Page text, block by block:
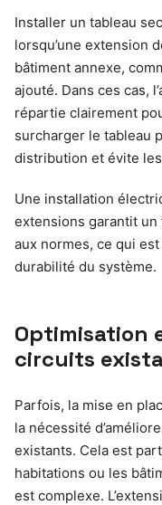
Installer un tableau
lorsqu’une extension
bâtiment annexe,
ajouté. Dans ces cas,
répartie clairement
surcharger le tableau
distribution et évite
Une installation
extensions garantit
aux normes, ce qui
durabilité du système.
Optimisation
circuits
Parfois, la mise en
la nécessité
existants. Cela est
habitations ou les
est complexe.